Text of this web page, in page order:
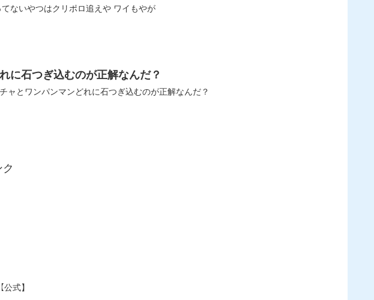
737: おーがちゃんねる 2022/12/09(金) 17:13:39.19 まあとりあえず持ってないやつはクリポロ追えや ワイもやが
に石つぎ込むのが正解なんだ？
とワンパンマンどれに石つぎ込むのが正解なんだ？
式】